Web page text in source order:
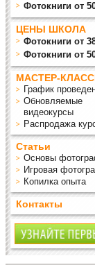
Фотокниги от
ЦЕНЫ ШКОЛА
Фотокниги от
Фотокниги от
МАСТЕР-
График
Обновляемые
видеокурсы
Распродажа
Статьи
Основы
Игровая
Копилка опыта
Контакты